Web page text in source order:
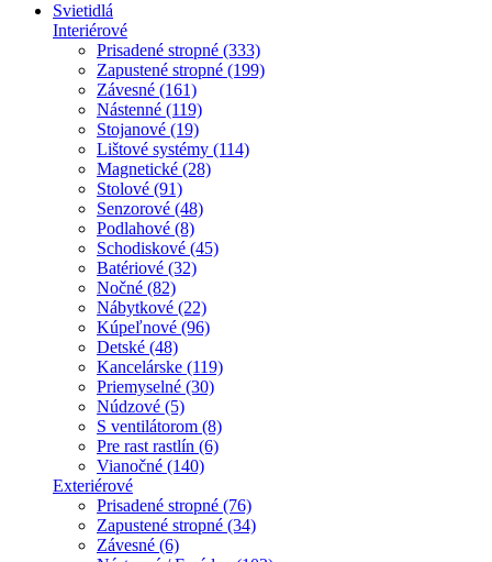
Svietidlá
Interiérové
Prisadené stropné (333)
Zapustené stropné (199)
Závesné (161)
Nástenné (119)
Stojanové (19)
Lištové systémy (114)
Magnetické (28)
Stolové (91)
Senzorové (48)
Podlahové (8)
Schodiskové (45)
Batériové (32)
Nočné (82)
Nábytkové (22)
Kúpeľnové (96)
Detské (48)
Kancelárske (119)
Priemyselné (30)
Núdzové (5)
S ventilátorom (8)
Pre rast rastlín (6)
Vianočné (140)
Exteriérové
Prisadené stropné (76)
Zapustené stropné (34)
Závesné (6)